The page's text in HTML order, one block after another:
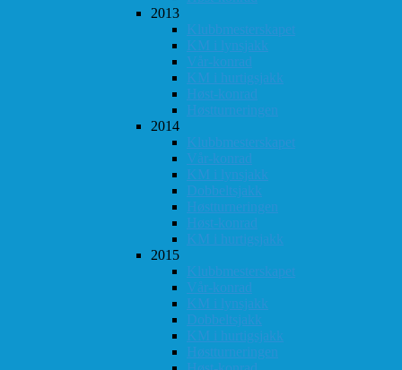
2013
Klubbmesterskapet
KM i lynsjakk
Vår-konrad
KM i hurtigsjakk
Høst-konrad
Høstturneringen
2014
Klubbmesterskapet
Vår-konrad
KM i lynsjakk
Dobbeltsjakk
Høstturneringen
Høst-konrad
KM i hurtigsjakk
2015
Klubbmesterskapet
Vår-konrad
KM i lynsjakk
Dobbeltsjakk
KM i hurtigsjakk
Høstturneringen